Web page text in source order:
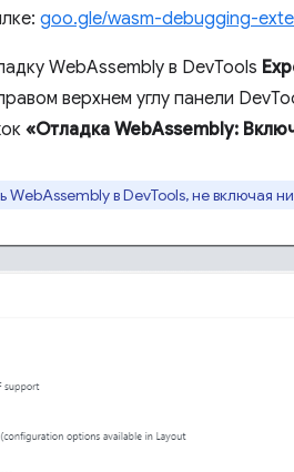
goo.gle/wasm-debugging-
WebAssembly в DevTools
верхнем углу панели
«Отладка WebAssembly:
в DevTools, не включая